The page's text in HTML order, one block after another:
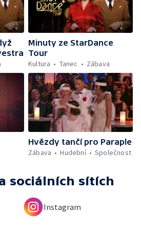
Minuty ze StarDance
Tour
Kultura
Tanec Zábava
Hvězdy tančí pro Paraple
Zábava
Hudební Společnost
sociálních sítích
Instagram